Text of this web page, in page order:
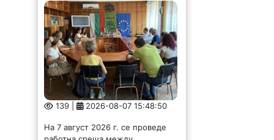
139 | 2026-08-07 15:48:50
На 7 август 2026 г. се проведе